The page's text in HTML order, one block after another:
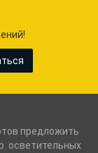
предложить
осветительных